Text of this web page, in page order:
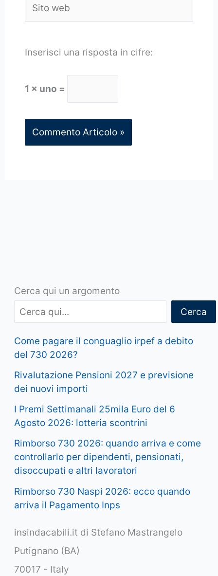
web
Inserisci una risposta in cifre:
1 × uno =
Cerca qui un argomento
Cerca
Come pagare il conguaglio irpef a debito
del 730 2026?
Rivalutazione Pensioni 2027 e previsione
dei nuovi importi
I Premi Settimanali 25mila Euro del 6
Agosto 2026: lotteria scontrini
Rimborso 730 2026: quando arriva e come
controllarlo per dipendenti, pensionati,
disoccupati e altri lavoratori
Rimborso 730 Naspi 2026: ecco quando
arriva il Pagamento Inps
insindacabili.it di Stefano Mastrangelo
Putignano (BA)
70017 - Italy